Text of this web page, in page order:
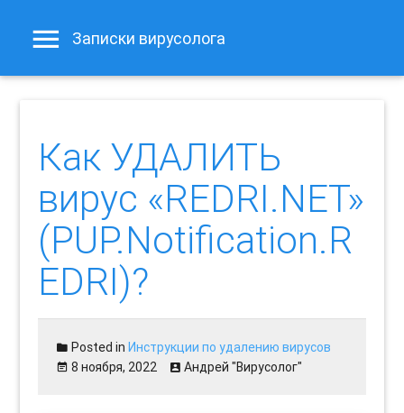
Записки вирусолога
Как УДАЛИТЬ
вирус «REDRI.NET»
(PUP.Notification.R
EDRI)?
Posted inИнструкции по удалению вирусов
8 ноября, 2022
Андрей "Вирусолог"